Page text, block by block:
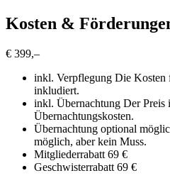
Kosten &
€ 399,–
inkl. Verpflegung Die Kosten
inkludiert.
inkl. Übernachtung Der Preis
Übernachtungskosten.
Übernachtung optional
möglich, aber kein Muss.
Mitgliederrabatt 69 €
Geschwisterrabatt 69 €